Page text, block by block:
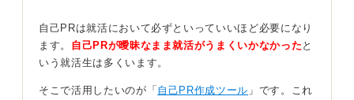
性格には表と裏の両面があります。「フットワークが軽
い反面、飽きっぽいところもあります」といったよう
に、正直に伝えることで、採用側も適性を見極めやすく
自己PRは就活において必ずといっていいほど必要になり
ます。 自己PRが曖昧なまま就活がうまくいかなかった と
いう就活生は多くいます。
そこで活用したいのが「 自己PR作成ツール 」です。これ